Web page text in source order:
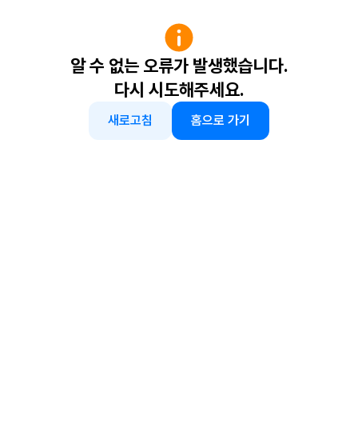
알 수 없는 오류가 발생했습니다.
다시 시도해주세요.
새로고침 홈으로 가기